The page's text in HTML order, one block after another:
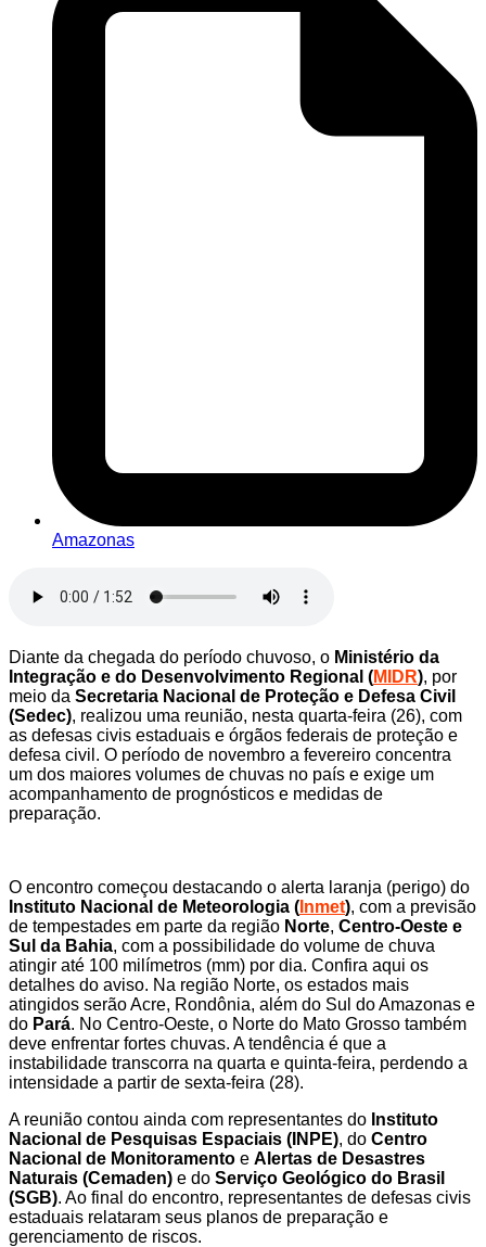
Amazonas
Diante da chegada do período chuvoso, o Ministério da
Integração e do Desenvolvimento Regional (MIDR), por
meio da Secretaria Nacional de Proteção e Defesa Civil
(Sedec), realizou uma reunião, nesta quarta-feira (26), com
as defesas civis estaduais e órgãos federais de proteção e
defesa civil. O período de novembro a fevereiro concentra
um dos maiores volumes de chuvas no país e exige um
acompanhamento de prognósticos e medidas de
preparação.
O encontro começou destacando o alerta laranja (perigo) do
Instituto Nacional de Meteorologia ( Inmet), com a previsão
de tempestades em parte da região Norte, Centro-Oeste e
Sul da Bahia, com a possibilidade do volume de chuva
atingir até 100 milímetros (mm) por dia. Confira aqui os
detalhes do aviso. Na região Norte, os estados mais
atingidos serão Acre, Rondônia, além do Sul do Amazonas e
do Pará. No Centro-Oeste, o Norte do Mato Grosso também
deve enfrentar fortes chuvas. A tendência é que a
instabilidade transcorra na quarta e quinta-feira, perdendo a
intensidade a partir de sexta-feira (28).
A reunião contou ainda com representantes do Instituto
Nacional de Pesquisas Espaciais (INPE), do Centro
Nacional de Monitoramento e Alertas de Desastres
Naturais (Cemaden) e do Serviço Geológico do Brasil
(SGB). Ao final do encontro, representantes de defesas civis
estaduais relataram seus planos de preparação e
gerenciamento de riscos.